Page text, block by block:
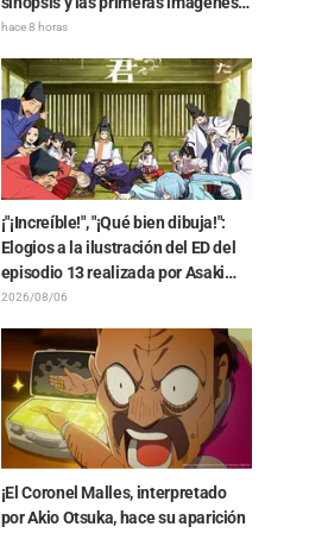
del episodio 6 del anime
hace 8 horas
¡"¡Increíble!", "¡Qué bien dibuja!":
Elogios a la ilustración del ED del
episodio 13 realizada por Asaki
Yuikawa, actriz de voz del
Samurai"
2026/08/06
¡El Coronel Malles, interpretado
por Akio Otsuka, hace su aparición